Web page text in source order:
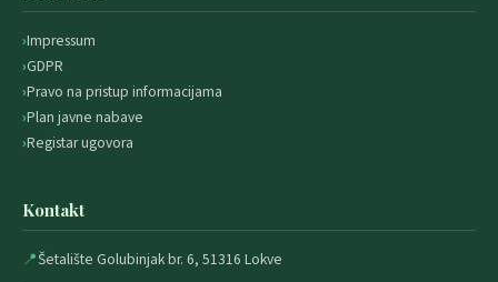
Impressum
GDPR
Pravo na pristup informacijama
Plan javne nabave
Registar ugovora
Kontakt
📍Šetalište Golubinjak br. 6, 51316 Lokve